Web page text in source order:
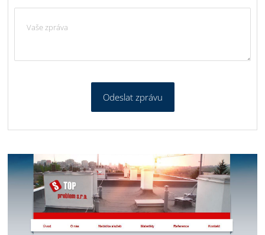
Odeslat zprávu